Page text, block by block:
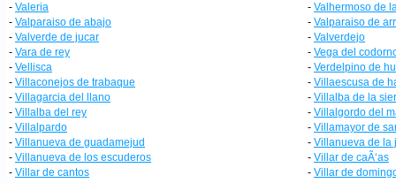
- Valeria - Valhermoso de
- Valparaiso de abajo - Valparaiso de
- Valverde de jucar - Valverdejo
- Vara de rey - Vega del
- Vellisca - Verdelpino de
- Villaconejos de trabaque - Villaescusa de
- Villagarcia del llano - Villalba de la
- Villalba del rey - Villalgordo del
- Villalpardo - Villamayor de
- Villanueva de guadamejud - Villanueva de la
- Villanueva de los escuderos - Villar de caÃ‘as
- Villar de cantos - Villar de